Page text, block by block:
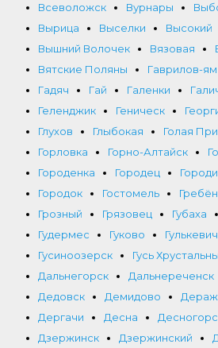
Всеволожск
Вурнары
Вырица
Выселки Высокий
Вышний Волочек
Вязовая
Вятские Поляны
Гаврилов-ям
Гадяч
Гай Галенки
Геленджик
Геническ
Глухов
Глыбокая Голая
Горловка
Горно-Алтайск
Городенка
Городец
Городок
Гостомель
Грозный
Грязовец Губаха
Гудермес
Гуково
Гусиноозерск
Гусь
Дальнегорск
Дальнереченск
Дедовск
Демидово
Дергачи
Десна
Дзержинск
Дзержинский